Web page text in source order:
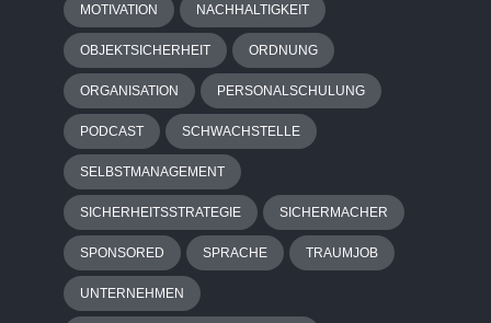
MOTIVATION NACHHALTIGKEIT
OBJEKTSICHERHEIT ORDNUNG
ORGANISATION PERSONALSCHULUNG
PODCAST SCHWACHSTELLE
SELBSTMANAGEMENT
SICHERHEITSSTRATEGIE SICHERMACHER
SPONSORED SPRACHE TRAUMJOB
UNTERNEHMEN